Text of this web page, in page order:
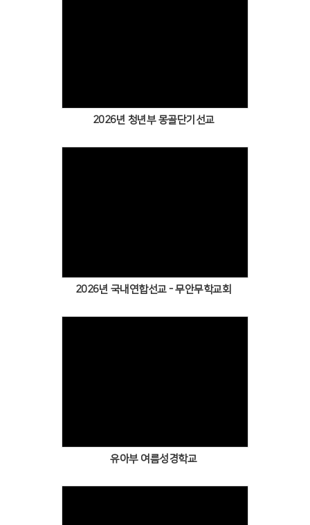
2026년 청년부 몽골단기선교
2026년 국내연합선교 - 무안무학교회
유아부 여름성경학교